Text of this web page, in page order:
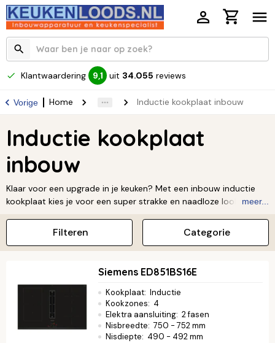
Klantwaardering 9,1 uit 34.055 reviews
Vorige Home Inductie kookplaat inbouw
Inductie kookplaat
inbouw
Klaar voor een upgrade in je keuken? Met een inbouw inductie
kookplaat kies je voor een super strakke en naadloze look. Je
en veiligheid, maar dan met een prachtig design. Benieuwd naar
de mogelijkheden? Ontdek bij Keukenloods het uitgebreide
assortiment en vind de perfecte match voor jouw keuken.
meer...
Categorie
Filteren
Siemens ED851BS16E
Kookplaat: Inductie
Kookzones: 4
Elektra aansluiting: 2 fasen
Nisbreedte: 750 - 752 mm
Nisdiepte: 490 - 492 mm